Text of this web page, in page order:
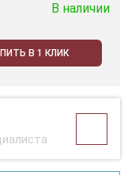
В наличии
В 1 КЛИК